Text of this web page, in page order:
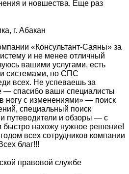
и новшества. Еще раз
г. Абакан
«Консультант-Саяны» за
и не менее отличный
вашими услугами, есть
системами, но СПС
всех. Не успеваешь за
— спасибо ваши специалисты
ногу с изменениями» — поиск
специальный поиск
путеводители и обзоры — с
нахожу нужное решение!
всех сотрудников компании
благ!!!
правовой службе